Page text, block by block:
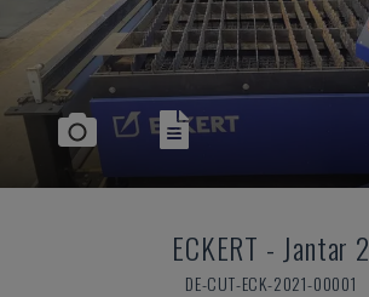
ECKERT - Jantar 2
DE-CUT-ECK-2021-00001